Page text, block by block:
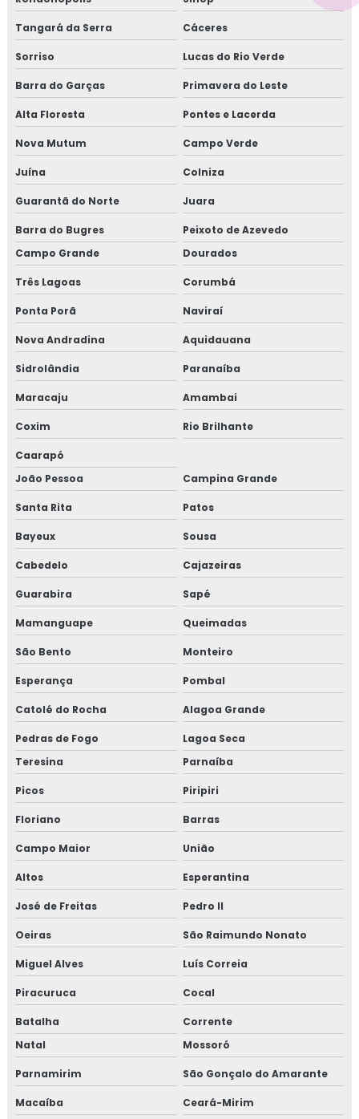
Tangará da Serra Cáceres
Sorriso Lucas do Rio Verde
Barra do Garças Primavera do Leste
Alta Floresta Pontes e Lacerda
Nova Mutum Campo Verde
Juína Colniza
Guarantã do Norte Juara
Barra do Bugres
Peixoto de Azevedo
Campo Grande
Dourados
Três Lagoas Corumbá
Ponta Porã Naviraí
Nova Andradina Aquidauana
Sidrolândia Paranaíba
Maracaju Amambai
Coxim Rio Brilhante
Caarapó
João Pessoa
Campina Grande
Santa Rita Patos
Bayeux Sousa
Cabedelo Cajazeiras
Guarabira Sapé
Mamanguape Queimadas
São Bento Monteiro
Esperança Pombal
Catolé do Rocha Alagoa Grande
Pedras de Fogo
Lagoa Seca
Teresina
Parnaíba
Picos Piripiri
Floriano Barras
Campo Maior União
Altos Esperantina
José de Freitas Pedro II
Oeiras São Raimundo Nonato
Miguel Alves Luís Correia
Piracuruca Cocal
Batalha
Corrente
Natal
Mossoró
Parnamirim São Gonçalo do Amarante
Macaíba Ceará-Mirim